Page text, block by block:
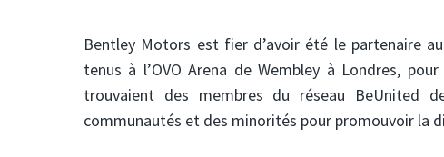
Bentley Motors est fier d’avoir été le partenaire
tenus à l’OVO Arena de Wembley à Londres,
trouvaient des membres du réseau BeUnited
communautés et des minorités pour promouvoir la